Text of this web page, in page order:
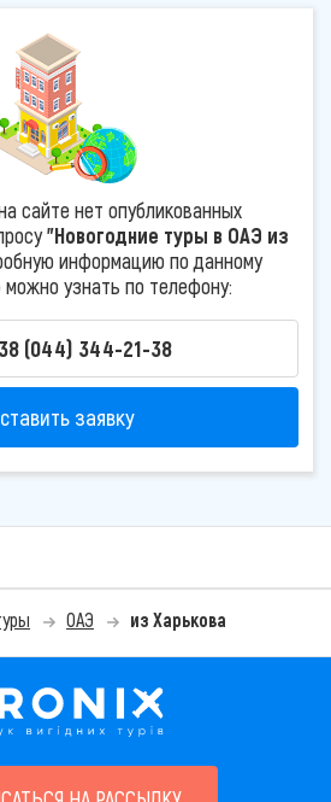
сайте нет опубликованных
"Новогодние туры в ОАЭ из
информацию по данному
узнать по телефону:
(044) 344-21-38
заявку
ОАЭ из Харькова